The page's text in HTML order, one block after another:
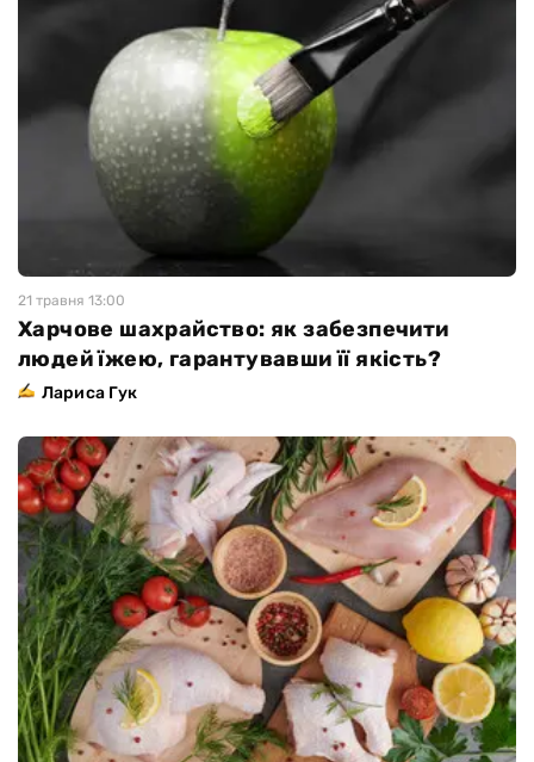
21 травня 13:00
Харчове шахрайство: як забезпечити
людей їжею, гарантувавши її якість?
Лариса Гук